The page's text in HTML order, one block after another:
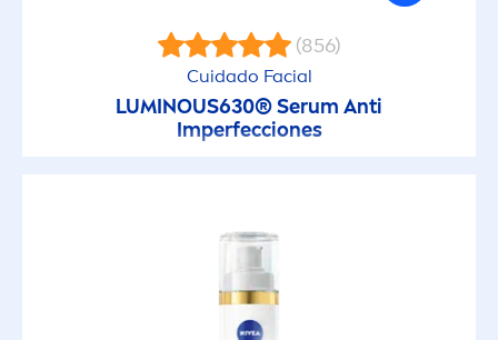
(856)
Cuidado Facial
LUMINOUS630® Serum Anti
Imperfecciones